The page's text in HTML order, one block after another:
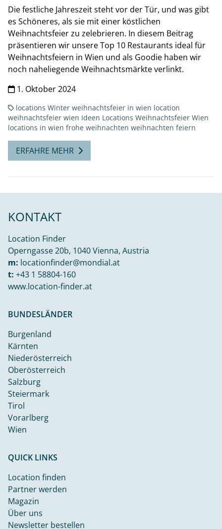
Die festliche Jahreszeit steht vor der Tür, und was gibt
es Schöneres, als sie mit einer köstlichen
Weihnachtsfeier zu zelebrieren. In diesem Beitrag
präsentieren wir unsere Top 10 Restaurants ideal für
Weihnachtsfeiern in Wien und als Goodie haben wir
noch naheliegende Weihnachtsmärkte verlinkt.
1. Oktober 2024
locations Winter weihnachtsfeier in wien location
weihnachtsfeier wien Ideen Locations Weihnachtsfeier Wien
locations in wien frohe weihnachten weihnachten feiern
ERFAHRE MEHR
KONTAKT
Location Finder
Operngasse 20b, 1040 Vienna, Austria
m: locationfinder@mondial.at
t: +43 1 58804-160
www.location-finder.at
BUNDESLÄNDER
Burgenland
Kärnten
Niederösterreich
Oberösterreich
Salzburg
Steiermark
Tirol
Vorarlberg
Wien
QUICK LINKS
Location finden
Partner werden
Magazin
Über uns
Newsletter bestellen